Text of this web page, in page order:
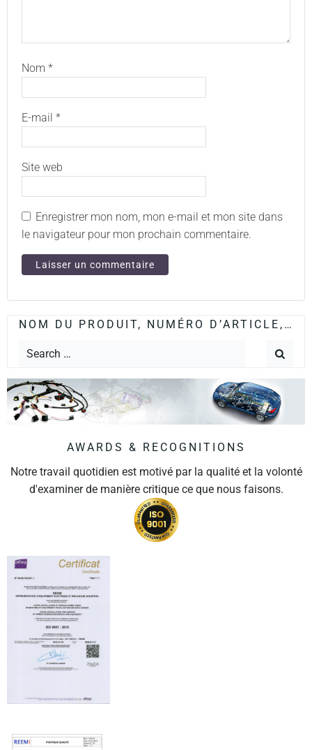
Nom *
E-mail *
Site web
Enregistrer mon nom, mon e-mail et mon site dans
le navigateur pour mon prochain commentaire.
NOM DU PRODUIT, NUMÉRO D’ARTICLE,…
AWARDS & RECOGNITIONS
Notre travail quotidien est motivé par la qualité et la volonté
d'examiner de manière critique ce que nous faisons.